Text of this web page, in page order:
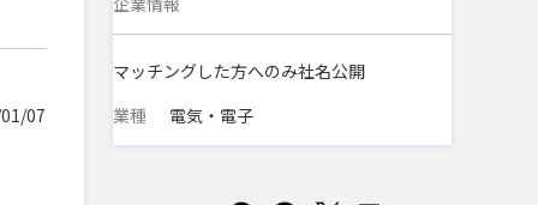
07
マッチングした方へのみ社名公開
業種
電気・電子